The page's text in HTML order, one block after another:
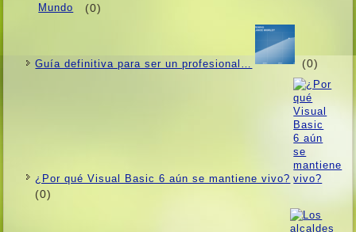
(0)
Guí­a definitiva para ser un profesional… (0)
¿Por qué Visual Basic 6 aún se mantiene vivo?
(0)